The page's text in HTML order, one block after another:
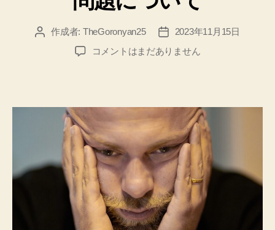
と
投 作成者: TheGoronyan25
投
稿
日
2023年11月15日
ブ
セ
ュ
リ
テ
ィ
ー
保
コメントはまだありません